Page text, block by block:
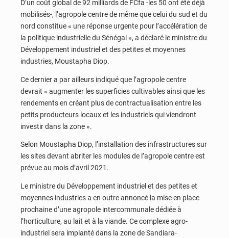
D’un coût global de 92 milliards de FCfa -les 50 ont été déjà
mobilisés-, l’agropole centre de même que celui du sud et du
nord constitue « une réponse urgente pour l’accélération de
la politique industrielle du Sénégal », a déclaré le ministre du
Développement industriel et des petites et moyennes
industries, Moustapha Diop.
Ce dernier a par ailleurs indiqué que l’agropole centre
devrait « augmenter les superficies cultivables ainsi que les
rendements en créant plus de contractualisation entre les
petits producteurs locaux et les industriels qui viendront
investir dans la zone ».
Selon Moustapha Diop, l’installation des infrastructures sur
les sites devant abriter les modules de l’agropole centre est
prévue au mois d’avril 2021.
Le ministre du Développement industriel et des petites et
moyennes industries a en outre annoncé la mise en place
prochaine d’une agropole intercommunale dédiée à
l’horticulture, au lait et à la viande. Ce complexe agro-
industriel sera implanté dans la zone de Sandiara-